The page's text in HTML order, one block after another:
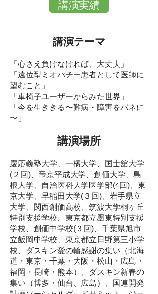
講演実績
講演テーマ
「心さえ負けなければ、大丈夫」
「遠位型ミオパチー患者として医師に
望むこと」
「車椅子ユーザーからみた世界」
「今を生ききる〜難病・障害をバネに
〜」
講演場所
慶応義塾大学、一橋大学、国士舘大学
(２回)、帝京平成大学、創価大学、島
根大学、自治医科大学医学部(4回)、東
京大学、早稲田大学(３回)、岩手県立
大学、関西創価高校、筑波大学桐ヶ丘
特別支援学校、東京都立墨東特別支援
学校、創価中学校(３回)、千葉県旭市
立飯岡中学校、東京都立日野第三小学
校、ダスキン愛の輪感謝の集い（北海
道・東京・千葉・大阪・松山・広島・
福岡・長崎・熊本）、ダスキン新春の
集い（博多・仙台、広島）、国連開発